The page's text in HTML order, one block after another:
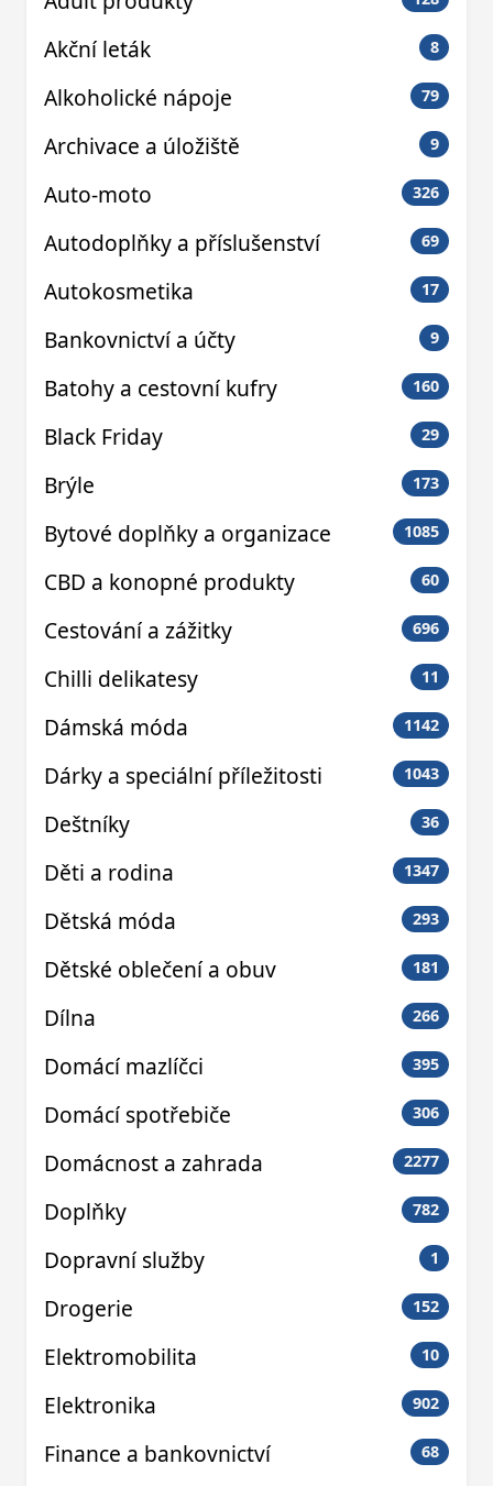
Akční leták 8
Alkoholické nápoje 79
Archivace a úložiště 9
Auto-moto 326
Autodoplňky a příslušenství 69
Autokosmetika 17
Bankovnictví a účty 9
Batohy a cestovní kufry 160
Black Friday 29
Brýle 173
Bytové doplňky a organizace 1085
CBD a konopné produkty 60
Cestování a zážitky 696
Chilli delikatesy 11
Dámská móda 1142
Dárky a speciální příležitosti 1043
Deštníky 36
Děti a rodina 1347
Dětská móda 293
Dětské oblečení a obuv 181
Dílna 266
Domácí mazlíčci 395
Domácí spotřebiče 306
Domácnost a zahrada 2277
Doplňky 782
Dopravní služby 1
Drogerie 152
Elektromobilita 10
Elektronika 902
Finance a bankovnictví 68